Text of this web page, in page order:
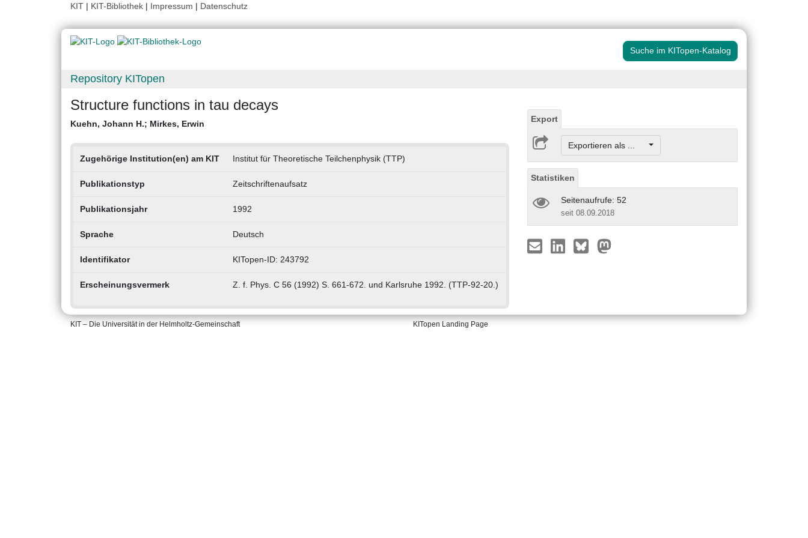
KIT | KIT-Bibliothek | Impressum | Datenschutz
Suche im KITopen-Katalog
Repository KITopen
Structure functions in tau decays
Kuehn, Johann H.; Mirkes, Erwin
Zugehörige Institution(en) am KIT Institut für Theoretische Teilchenphysik (TTP)
Publikationstyp Zeitschriftenaufsatz
Publikationsjahr 1992
Sprache Deutsch
Identifikator KITopen-ID: 243792
Erscheinungsvermerk Z. f. Phys. C 56 (1992) S. 661-672. und Karlsruhe 1992. (TTP-92-20.)
Export
Exportieren als ...
Statistiken
Seitenaufrufe: 52
seit 08.09.2018
KIT – Die Universität in der Helmholtz-Gemeinschaft KITopen Landing Page